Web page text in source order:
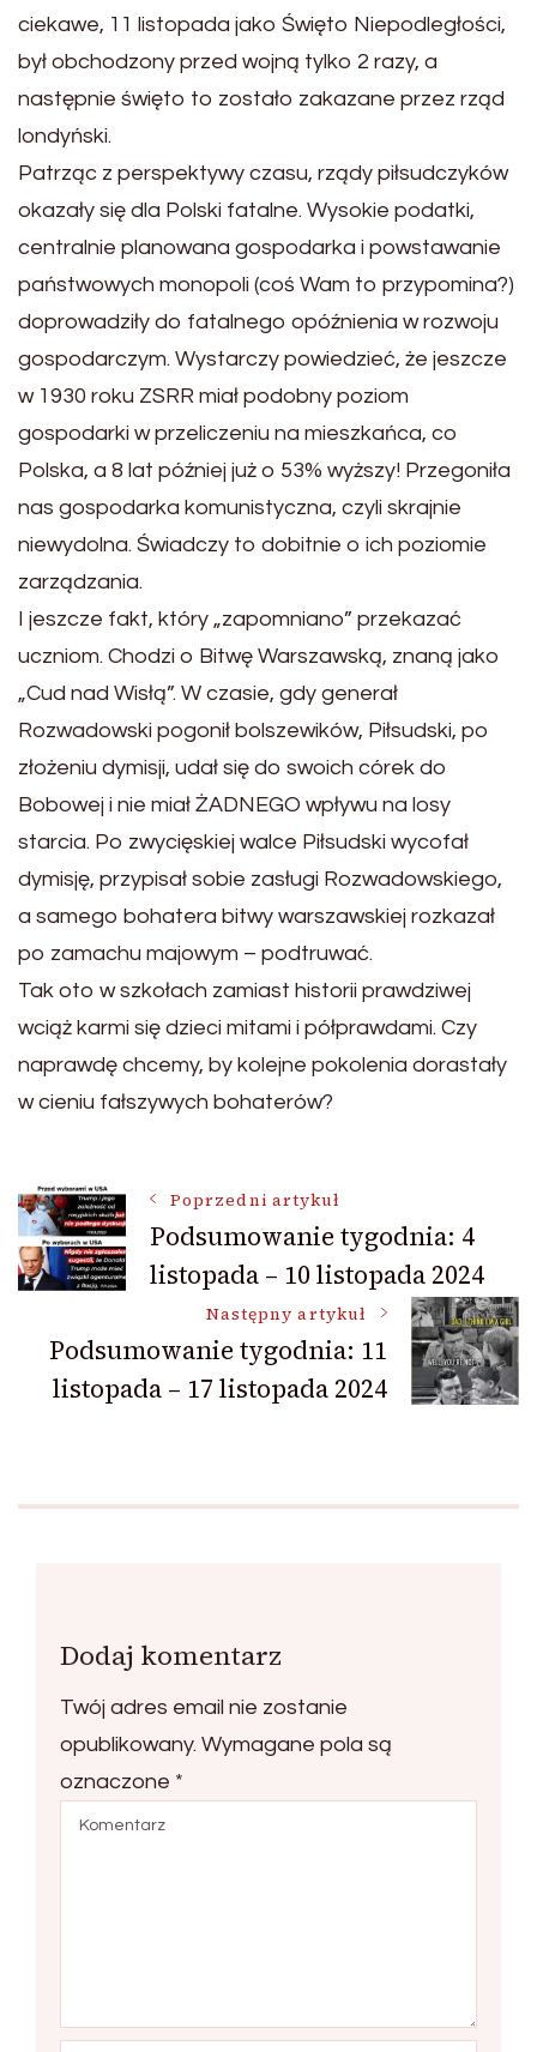
ciekawe, 11 listopada jako Święto Niepodległości,
był obchodzony przed wojną tylko 2 razy, a
następnie święto to zostało zakazane przez rząd
londyński.
Patrząc z perspektywy czasu, rządy piłsudczyków
okazały się dla Polski fatalne. Wysokie podatki,
centralnie planowana gospodarka i powstawanie
państwowych monopoli (coś Wam to przypomina?)
doprowadziły do fatalnego opóźnienia w rozwoju
gospodarczym. Wystarczy powiedzieć, że jeszcze
w 1930 roku ZSRR miał podobny poziom
gospodarki w przeliczeniu na mieszkańca, co
Polska, a 8 lat później już o 53% wyższy! Przegoniła
nas gospodarka komunistyczna, czyli skrajnie
niewydolna. Świadczy to dobitnie o ich poziomie
zarządzania.
I jeszcze fakt, który „zapomniano” przekazać
uczniom. Chodzi o Bitwę Warszawską, znaną jako
„Cud nad Wisłą”. W czasie, gdy generał
Rozwadowski pogonił bolszewików, Piłsudski, po
złożeniu dymisji, udał się do swoich córek do
Bobowej i nie miał ŻADNEGO wpływu na losy
starcia. Po zwycięskiej walce Piłsudski wycofał
dymisję, przypisał sobie zasługi Rozwadowskiego,
a samego bohatera bitwy warszawskiej rozkazał
po zamachu majowym – podtruwać.
Tak oto w szkołach zamiast historii prawdziwej
wciąż karmi się dzieci mitami i półprawdami. Czy
naprawdę chcemy, by kolejne pokolenia dorastały
w cieniu fałszywych bohaterów?
Nawigacja
wpisu
Poprzedni artykuł
Podsumowanie tygodnia: 4
listopada – 10 listopada 2024
Następny artykuł
Podsumowanie tygodnia: 11
listopada – 17 listopada 2024
Dodaj komentarz
Twój adres email nie zostanie
opublikowany. Wymagane pola są
oznaczone *